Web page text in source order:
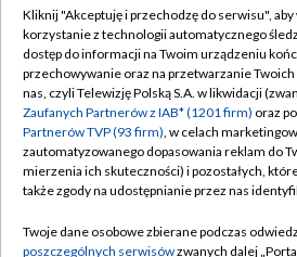
TVP
Abonament TVP
Emisja w TVP
Centrum informacji TVP
Naziemna Telewizja Cyfrowa
Rada Programowa
Regulamin
Polityka
Moje zgody
Pomoc
Kliknij "Akceptuję i przechodzę do serwisu", aby
korzystanie z technologii automatycznego
dostęp do informacji na Twoim urządzeniu
przechowywanie oraz na przetwarzanie
nas, czyli Telewizję Polską S.A. w likwidacji
Zaufanych Partnerów z IAB* (1201 firm) oraz
Partnerów TVP (93 firm), w celach
zautomatyzowanego dopasowania reklam do
mierzenia ich skuteczności) i pozostałych,
także zgody na udostępnianie przez nas
Twoje dane osobowe zbierane podczas
poszczególnych serwisówzwanych dalej